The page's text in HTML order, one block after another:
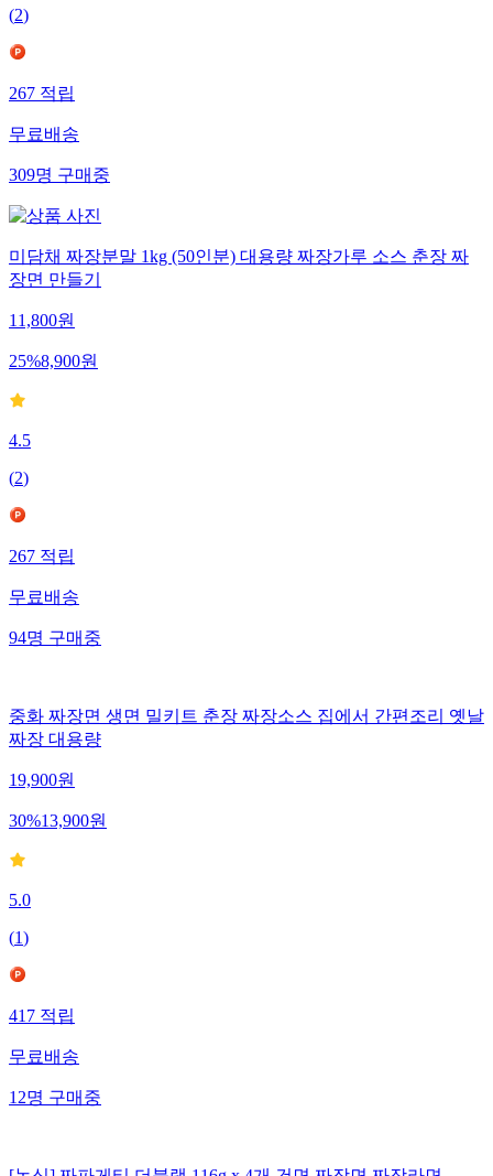
(2)
267 적립
무료배송
309명 구매중
미담채 짜장분말 1kg (50인분) 대용량 짜장가루 소스 춘장 짜
장면 만들기
11,800원
25%8,900원
4.5
(2)
267 적립
무료배송
94명 구매중
중화 짜장면 생면 밀키트 춘장 짜장소스 집에서 간편조리 옛날
짜장 대용량
19,900원
30%13,900원
5.0
(1)
417 적립
무료배송
12명 구매중